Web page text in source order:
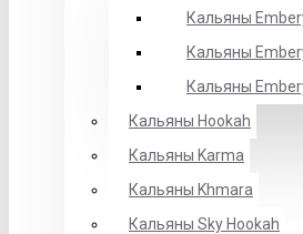
Кальяны
Кальяны
Кальяны
Кальяны Hookah
Кальяны Karma
Кальяны Khmara
Кальяны Sky Hookah